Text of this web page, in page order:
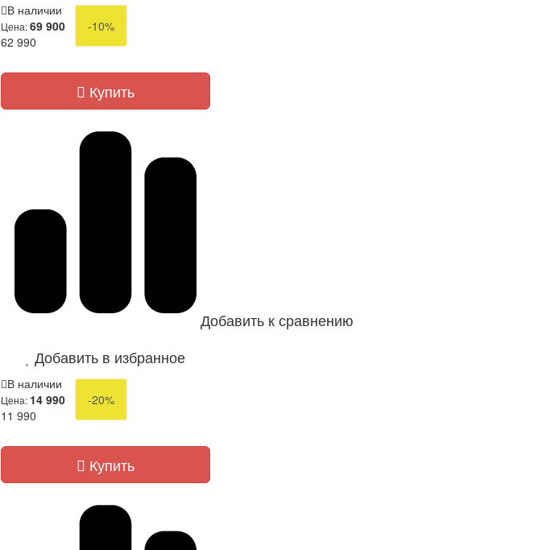
В наличии
Цена:69 900
-10%
62 990
Купить
Добавить к сравнению
Добавить в избранное
В наличии
Цена: 14 990
-20%
11 990
Купить